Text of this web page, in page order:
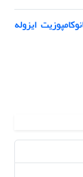
ایزوله